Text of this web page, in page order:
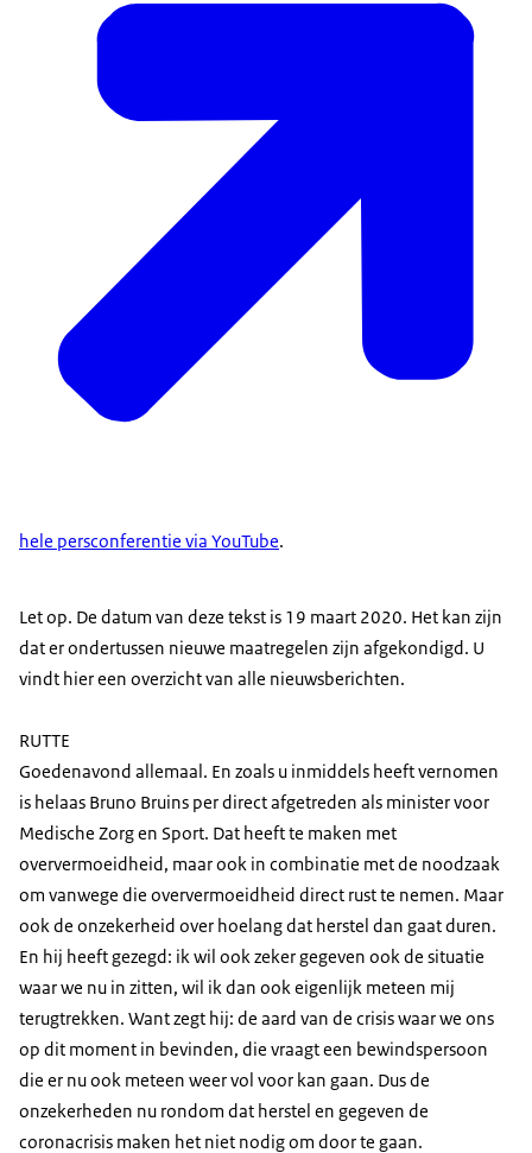
hele persconferentie via YouTube.
Let op. De datum van deze tekst is 19 maart 2020. Het kan zijn
dat er ondertussen nieuwe maatregelen zijn afgekondigd. U
vindt hier een overzicht van alle nieuwsberichten.
RUTTE
Goedenavond allemaal. En zoals u inmiddels heeft vernomen
is helaas Bruno Bruins per direct afgetreden als minister voor
Medische Zorg en Sport. Dat heeft te maken met
oververmoeidheid, maar ook in combinatie met de noodzaak
om vanwege die oververmoeidheid direct rust te nemen. Maar
ook de onzekerheid over hoelang dat herstel dan gaat duren.
En hij heeft gezegd: ik wil ook zeker gegeven ook de situatie
waar we nu in zitten, wil ik dan ook eigenlijk meteen mij
terugtrekken. Want zegt hij: de aard van de crisis waar we ons
op dit moment in bevinden, die vraagt een bewindspersoon
die er nu ook meteen weer vol voor kan gaan. Dus de
onzekerheden nu rondom dat herstel en gegeven de
coronacrisis maken het niet nodig om door te gaan.